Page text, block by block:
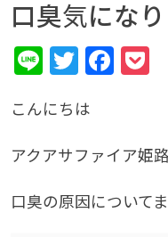
口臭気にな
LineTwitter
こんにちは
アクアサファイア姫
口臭の原因について